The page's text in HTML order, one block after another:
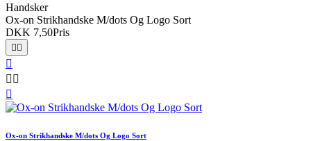
Handsker
Ox-on Strikhandske M/dots Og Logo Sort
DKK 7,50Pris
 

 

Ox-on Strikhandske M/dots Og Logo Sort